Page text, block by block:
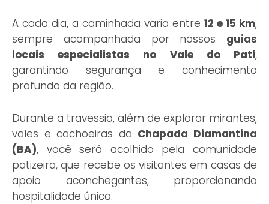
A cada dia, a caminhada varia entre 12 e 15 km,
sempre acompanhada por nossos guias
locais especialistas no Vale do Pati,
garantindo segurança e conhecimento
profundo da região.
Durante a travessia, além de explorar mirantes,
vales e cachoeiras da Chapada Diamantina
(BA), você será acolhido pela comunidade
patizeira, que recebe os visitantes em casas de
apoio aconchegantes, proporcionando
hospitalidade única.